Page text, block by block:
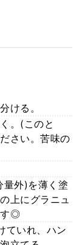
ける。
。(このと
さい。苦味の
量外)を薄く塗
上にグラニュ
す◎
ていれ、ハン